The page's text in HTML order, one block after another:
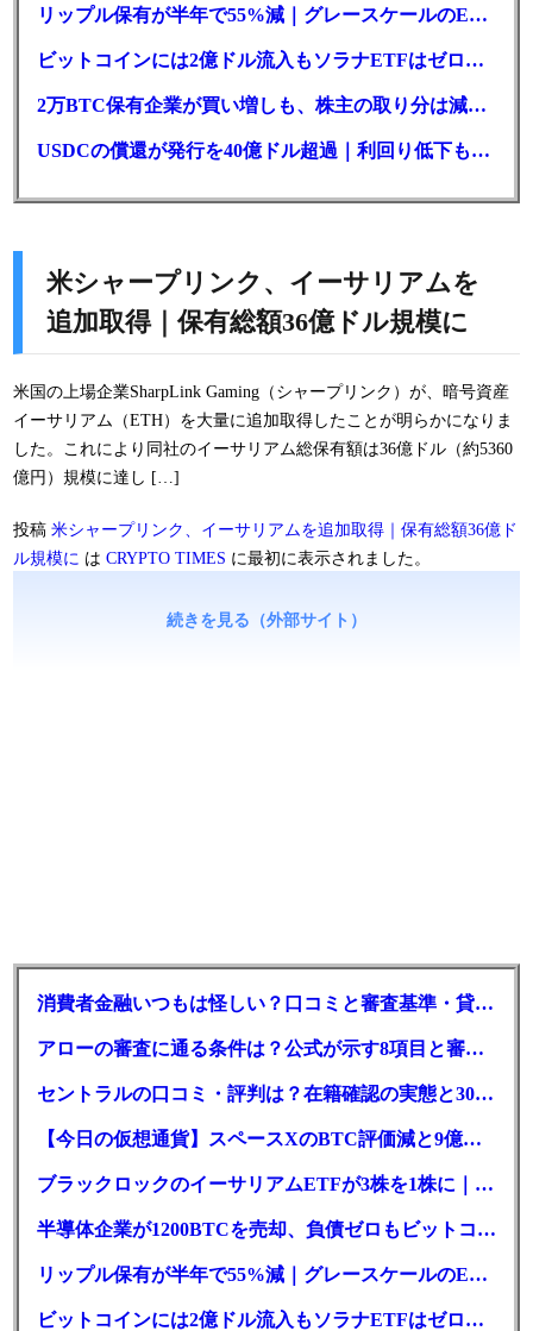
リップル保有が半年で55%減｜グレースケールのETF、純資産1.6億ドル減
ビットコインには2億ドル流入もソラナETFはゼロ｜5営業日連続で停止
2万BTC保有企業が買い増しも、株主の取り分は減少｜目標と逆行
USDCの償還が発行を40億ドル超過｜利回り低下も収益は増加
米シャープリンク、イーサリアムを
追加取得｜保有総額36億ドル規模に
米国の上場企業SharpLink Gaming（シャープリンク）が、暗号資産
イーサリアム（ETH）を大量に追加取得したことが明らかになりま
した。これにより同社のイーサリアム総保有額は36億ドル（約5360
億円）規模に達し […]
投稿 米シャープリンク、イーサリアムを追加取得｜保有総額36億ド
ル規模に は CRYPTO TIMES に最初に表示されました。
続きを見る（外部サイト）
消費者金融いつもは怪しい？口コミと審査基準・貸付条件を調査
アローの審査に通る条件は？公式が示す8項目と審査時間
セントラルの口コミ・評判は？在籍確認の実態と30日金利0円の落とし穴
【今日の仮想通貨】スペースXのBTC評価減と9億株の解禁。208億円相当のBTCが盗難
ブラックロックのイーサリアムETFが3株を1株に｜年初来37%安
半導体企業が1200BTCを売却、負債ゼロもビットコイン戦略は後退
リップル保有が半年で55%減｜グレースケールのETF、純資産1.6億ドル減
ビットコインには2億ドル流入もソラナETFはゼロ｜5営業日連続で停止